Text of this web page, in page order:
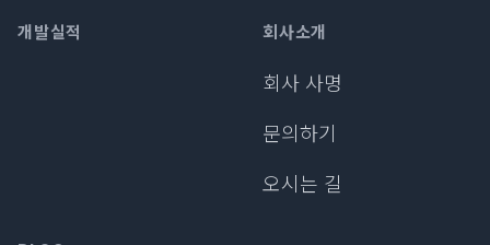
개발실적 회사소개
회사 사명
문의하기
오시는 길